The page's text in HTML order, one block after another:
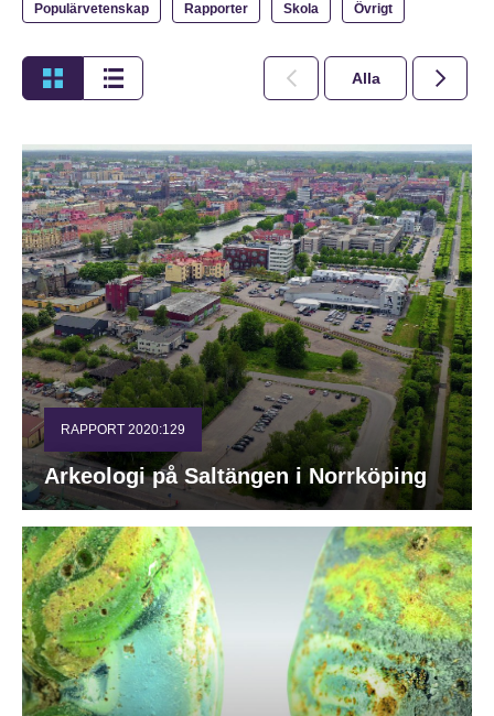
Populärvetenskap Rapporter Skola Övrigt
Alla 2026
RAPPORT 2020:129
Arkeologi på Saltängen i Norrköping